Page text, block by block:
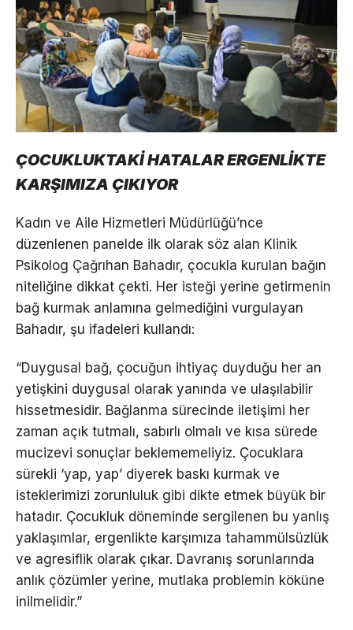
ÇOCUKLUKTAKİ HATALAR ERGENLİKTE
KARŞIMIZA ÇIKIYOR
Kadın ve Aile Hizmetleri Müdürlüğü’nce
düzenlenen panelde ilk olarak söz alan Klinik
Psikolog Çağrıhan Bahadır, çocukla kurulan bağın
niteliğine dikkat çekti. Her isteği yerine getirmenin
bağ kurmak anlamına gelmediğini vurgulayan
Bahadır, şu ifadeleri kullandı:
“Duygusal bağ, çocuğun ihtiyaç duyduğu her an
yetişkini duygusal olarak yanında ve ulaşılabilir
hissetmesidir. Bağlanma sürecinde iletişimi her
zaman açık tutmalı, sabırlı olmalı ve kısa sürede
mucizevi sonuçlar beklememeliyiz. Çocuklara
sürekli ‘yap, yap’ diyerek baskı kurmak ve
isteklerimizi zorunluluk gibi dikte etmek büyük bir
hatadır. Çocukluk döneminde sergilenen bu yanlış
yaklaşımlar, ergenlikte karşımıza tahammülsüzlük
ve agresiflik olarak çıkar. Davranış sorunlarında
anlık çözümler yerine, mutlaka problemin köküne
inilmelidir.”